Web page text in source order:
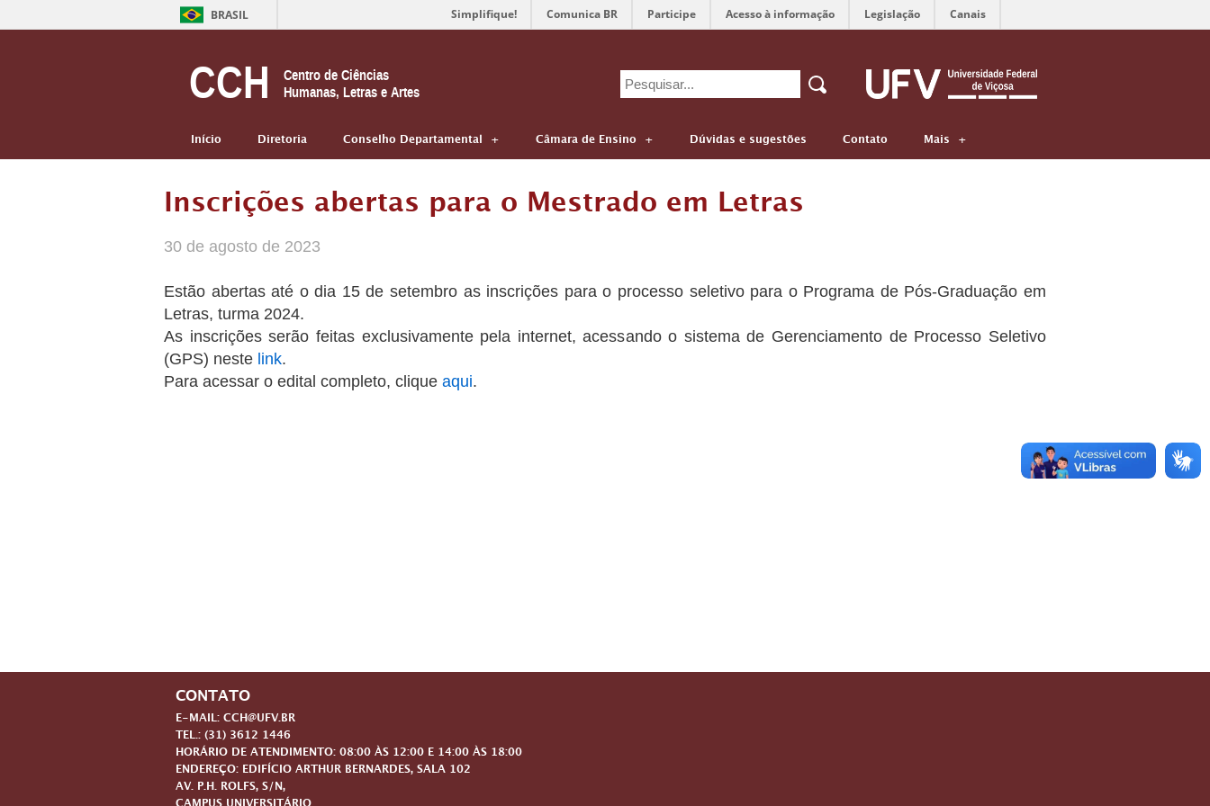
BRASIL Simplifique! Comunica BR Participe Acesso à informação Legislação Canais
CCH
Centro de Ciências
Humanas, Letras e Artes
Search
for:
Início Diretoria Conselho Departamental Câmara de Ensino Dúvidas e sugestões Contato Mais
Inscrições abertas para o Mestrado em Letras
30 de agosto de 2023
Estão abertas até o dia 15 de setembro as inscrições para o processo seletivo para o Programa de Pós-Graduação em
Letras, turma 2024.
As inscrições serão feitas exclusivamente pela internet, acessando o sistema de Gerenciamento de Processo Seletivo
(GPS) neste link.
Para acessar o edital completo, clique aqui.
CONTATO
E-MAIL: CCH@UFV.BR
TEL.: (31) 3612 1446
HORÁRIO DE ATENDIMENTO: 08:00 ÀS 12:00 E 14:00 ÀS 18:00
ENDEREÇO: EDIFÍCIO ARTHUR BERNARDES, SALA 102
AV. P.H. ROLFS, S/N,